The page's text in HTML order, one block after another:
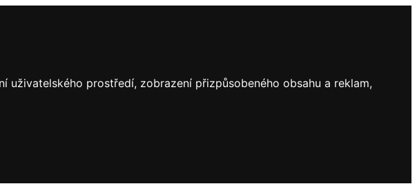
prostředí, zobrazení přizpůsobeného obsahu a reklam,